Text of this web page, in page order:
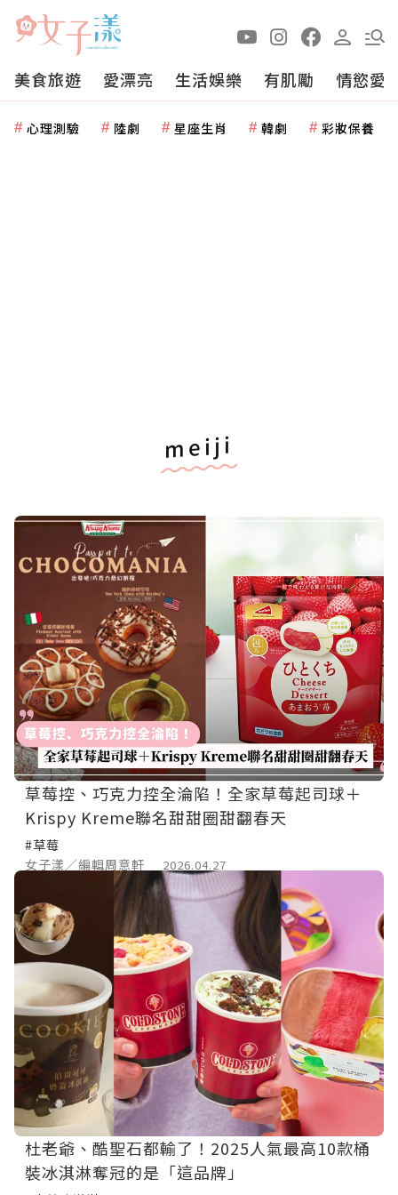
美食旅遊 愛漂亮 生活娛樂 有肌勵 情慾愛
心理測驗 陸劇 星座生肖 韓劇 彩妝保養
meiji
草莓控、巧克力控全淪陷！全家草莓起司球＋
Krispy Kreme聯名甜甜圈甜翻春天
#草莓
女子漾／編輯周意軒
2026.04.27
杜老爺、酷聖石都輸了！2025人氣最高10款桶
裝冰淇淋奪冠的是「這品牌」